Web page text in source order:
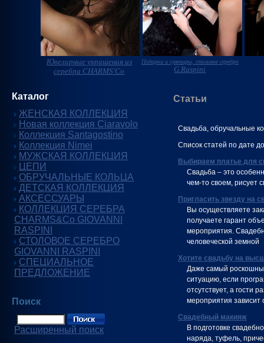
Ювелирные украшения из
серебра CHARMS'Co
Подарки и сувениры, столовое серебро
G.Raspini
Каталог
ЖЕНСКАЯ КОЛЛЕКЦИЯ
Новая коллекция Ciaravolo
Коллекция Santagostino
Коллекция Nimei
МУЖСКАЯ КОЛЛЕКЦИЯ
ЦЕПИ
ОБРУЧАЛЬНЫЕ КОЛЬЦА
ДЕТСКАЯ КОЛЛЕКЦИЯ
АКСЕССУАРЫ
КОЛЛЕКЦИЯ СЕРЕБРА
CHARMS&Co GIOVANNI
RASPINI
СТОЛОВОЕ СЕРЕБРО
GIOVANNI RASPINI
СПЕЦИАЛЬНОЕ
ПРЕДЛОЖЕНИЕ
Поиск
Расширенный поиск
Статьи
Свадьба, обручальные
Список статей по дате
Выбираем платье для
Свадьба – это
чем-то своем, рисует
Пригласить звезду на
Вы осуществляете
получаете гарант
мероприятия.
человеческой земной
Хотите свадьбу на
Даже самый
ситуацию, если
отсутствует, а гости
мероприятия зависит
Свадебный макияж
В подготовке
наряда, туфель,